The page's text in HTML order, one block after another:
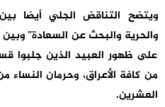
ويتضح التناقض الجلي أيضا
والحرية والبحث عن السعادة”
على ظهور العبيد الذين جلبوا
من كافة الأعراق، وحرمان
العشرين.